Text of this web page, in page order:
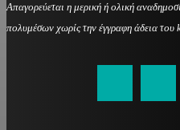
Απαγορεύεται η μερική ή ολική
πολυμέσων χωρίς την έγγραφη άδεια